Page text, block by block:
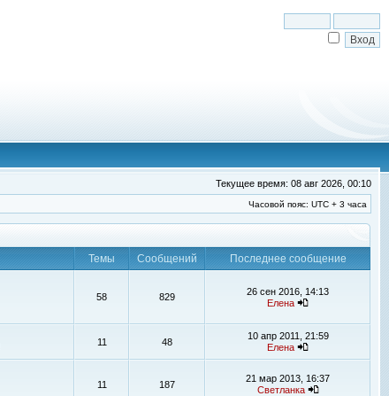
Текущее время: 08 авг 2026, 00:10
Часовой пояс: UTC + 3 часа
Темы Сообщений
Последнее сообщение
58 829
26 сен 2016, 14:13
Елена
11 48
10 апр 2011, 21:59
Елена
11 187
21 мар 2013, 16:37
Светланка